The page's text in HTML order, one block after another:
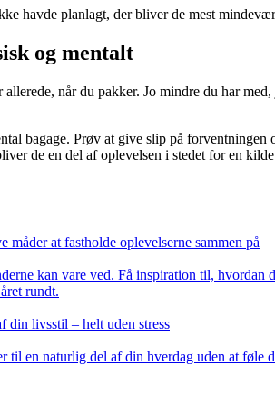
havde planlagt, der bliver de mest
og mentalt
allerede, når du pakker. Jo mindre du har
bagage. Prøv at give slip på
de en del af oplevelsen i stedet for en
måder at fastholde oplevelserne sammen på
kan vare ved. Få inspiration til,
rundt.
din livsstil – helt uden stress
til en naturlig del af din hverdag uden at